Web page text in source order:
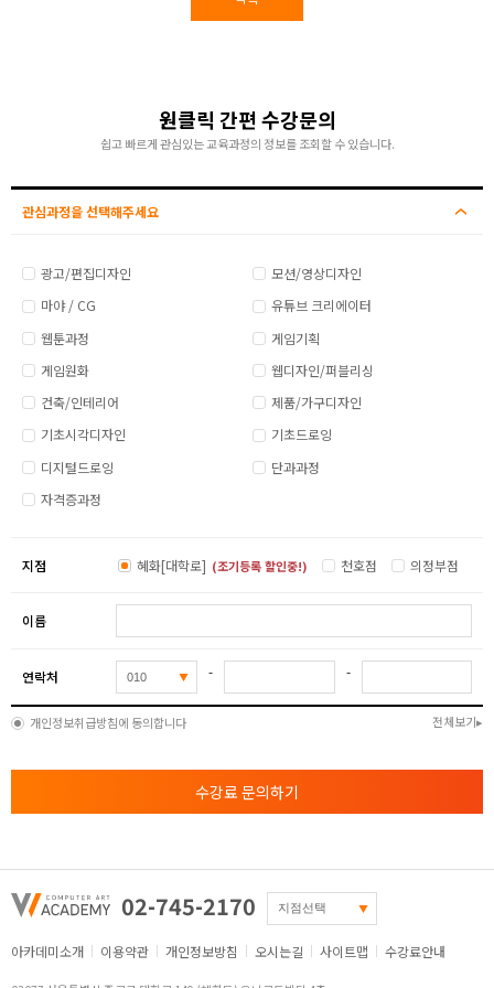
원클릭 간편 수강문의
쉽고 빠르게 관심있는 교육과정의 정보를 조회할 수 있습니다.
관심과정을 선택해주세요
광고/편집디자인
모션/영상디자인
마야 / CG
유튜브 크리에이터
웹툰과정
게임기획
게임원화
웹디자인/퍼블리싱
건축/인테리어
제품/가구디자인
기초시각디자인
기초드로잉
디지털드로잉
단과과정
자격증과정
지점 혜화[대학로] (조기등록 할인중!) 천호점 의정부점
이름
연락처 - -
개인정보취급방침에 동의합니다 전체보기
수강료 문의하기
02-745-2170
아카데미소개 이용약관 개인정보방침 오시는길 사이트맵 수강료안내